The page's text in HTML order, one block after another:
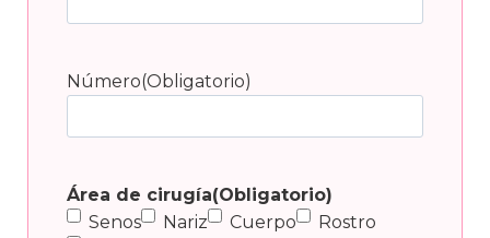
l
d
s
Número(Obligatorio)
Área de cirugía(Obligatorio)
Senos
Nariz Cuerpo
Rostro